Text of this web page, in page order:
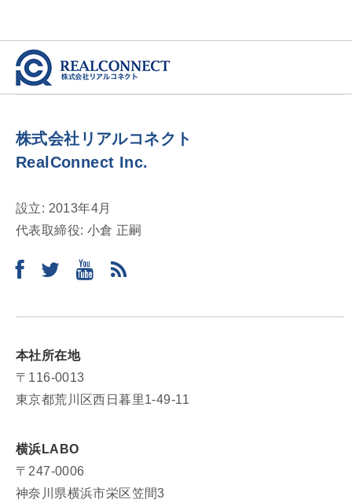
株式会社リアルコネクト
RealConnect Inc.
設立: 2013年4月
代表取締役: 小倉 正嗣
本社所在地
〒116-0013
東京都荒川区西日暮里1-49-11
横浜LABO
〒247-0006
神奈川県横浜市栄区笠間3